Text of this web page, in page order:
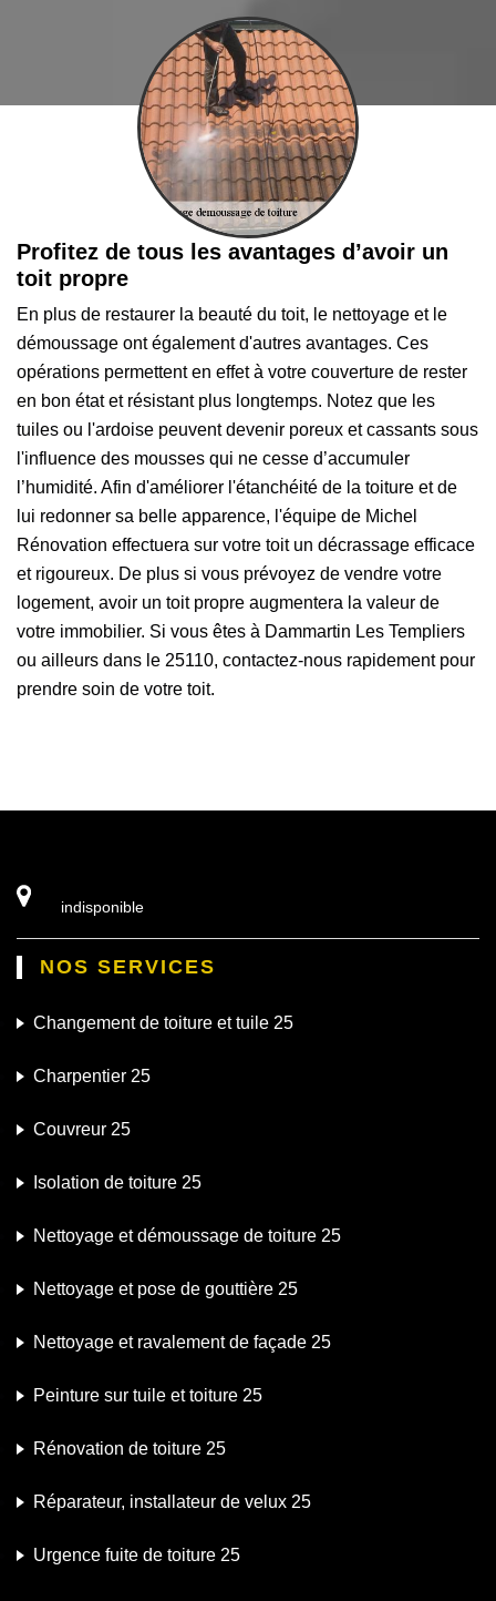
Profitez de tous les avantages d’avoir un
toit propre
En plus de restaurer la beauté du toit, le nettoyage et le
démoussage ont également d'autres avantages. Ces
opérations permettent en effet à votre couverture de rester
en bon état et résistant plus longtemps. Notez que les
tuiles ou l'ardoise peuvent devenir poreux et cassants sous
l'influence des mousses qui ne cesse d’accumuler
l’humidité. Afin d'améliorer l'étanchéité de la toiture et de
lui redonner sa belle apparence, l'équipe de Michel
Rénovation effectuera sur votre toit un décrassage efficace
et rigoureux. De plus si vous prévoyez de vendre votre
logement, avoir un toit propre augmentera la valeur de
votre immobilier. Si vous êtes à Dammartin Les Templiers
ou ailleurs dans le 25110, contactez-nous rapidement pour
prendre soin de votre toit.
indisponible
NOS SERVICES
Changement de toiture et tuile 25
Charpentier 25
Couvreur 25
Isolation de toiture 25
Nettoyage et démoussage de toiture 25
Nettoyage et pose de gouttière 25
Nettoyage et ravalement de façade 25
Peinture sur tuile et toiture 25
Rénovation de toiture 25
Réparateur, installateur de velux 25
Urgence fuite de toiture 25